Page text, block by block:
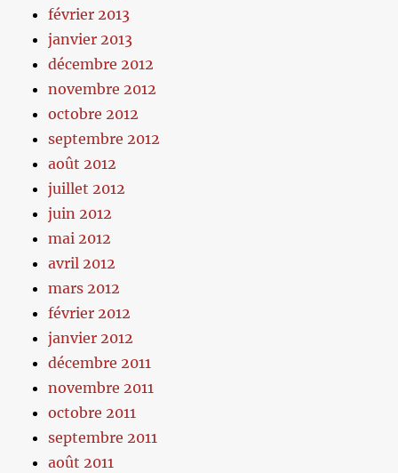
février 2013
janvier 2013
décembre 2012
novembre 2012
octobre 2012
septembre 2012
août 2012
juillet 2012
juin 2012
mai 2012
avril 2012
mars 2012
février 2012
janvier 2012
décembre 2011
novembre 2011
octobre 2011
septembre 2011
août 2011